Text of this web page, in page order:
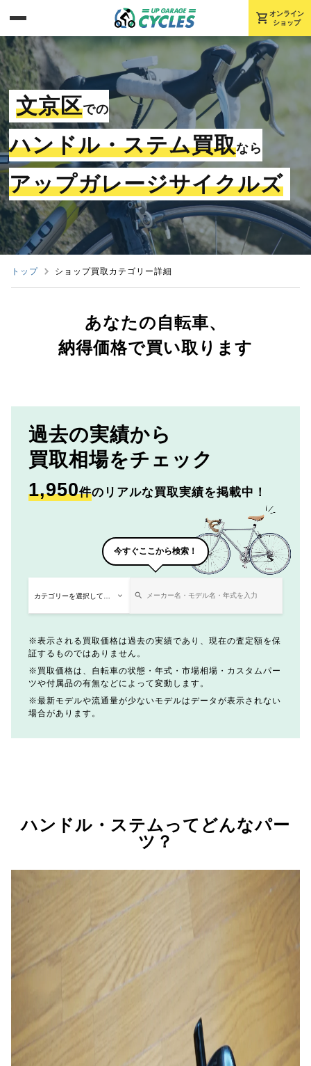
shopping_cart オンライン
ショップ
文京区での
ハンドル・ステム買取なら
アップガレージサイクルズ
トップ ショップ買取カテゴリー詳細
あなたの自転車、
納得価格で買い取ります
過去の実績から
買取相場をチェック
1,950件のリアルな買取実績を掲載中！
今すぐここから検索！
表示される買取価格は過去の実績であり、現在の査定額を保
証するものではありません。
買取価格は、自転車の状態・年式・市場相場・カスタムパー
ツや付属品の有無などによって変動します。
最新モデルや流通量が少ないモデルはデータが表示されない
場合があります。
ハンドル・ステムってどんなパー
ツ？